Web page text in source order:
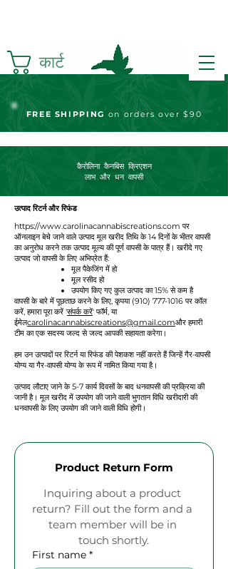
कार्ट
FREE SHIPPING on orders over $90
कैरोलिना कैनबिस क्रिएशन
लाभ और धन वापसी
उत्पाद रिटर्न और रिफंड
https://www.carolinacannabiscreations.com पर
ऑनलाइन बेचे जाने वाले उत्पाद मूल खरीद तिथि के 14 दिनों के भीतर वापसी
का अनुरोध करने तक उत्पाद मूल्य की पूर्ण वापसी के पात्र हैं। खरीदे गए
उत्पाद जो वापसी के लिए अभिप्रेत हैं:
मूल पैकेजिंग में हो
मूल रसीद हो
उपयोग किए गए कुल उत्पाद का 15% से कम है
वापसी के बारे में पूछताछ करने के लिए, कृपया (910) 777-1016 पर कॉल
करें, हमारा पूरा करें 'संपर्क करें' फॉर्म, या
ईमेलcarolinacannabiscreations@gmail.comऔर हमारी
टीम का एक सदस्य जल्द से जल्द आपकी सहायता करेगा।
हम उन उत्पादों पर रिटर्न या रिफंड की पेशकश नहीं करते हैं जिन्हें गैर-वापसी
योग्य या गैर-वापसी योग्य के रूप में नामित किया गया है।
उत्पाद लौटाए जाने के 5-7 कार्य दिवसों के बाद धनवापसी की प्रक्रिया की
जानी है। मूल खरीद में उपयोग की जाने वाली भुगतान विधि खरीदारी की
धनवापसी के लिए उपयोग की जाने वाली विधि होगी।
Product Return Form
Inquiring about a product
return? Fill out the form and a
team member will be in
touch shortly.
First name *